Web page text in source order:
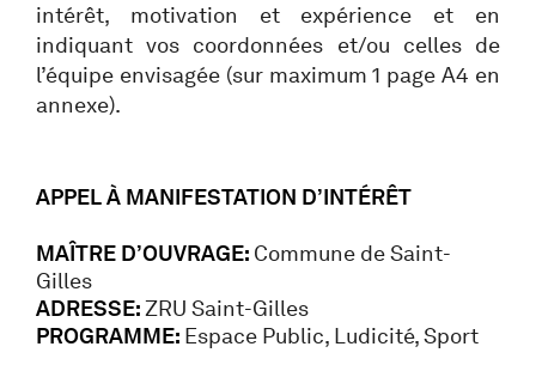
intérêt, motivation et expérience et en
indiquant vos coordonnées et/ou celles de
l’équipe envisagée (sur maximum 1 page A4 en
annexe).
APPEL À MANIFESTATION D’INTÉRÊT
MAÎTRE D’OUVRAGE: Commune de Saint-
Gilles
ADRESSE:ZRU Saint-Gilles
PROGRAMME: Espace Public, Ludicité, Sport